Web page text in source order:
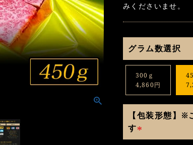
みくださいませ。
グラム数選択
300ｇ
4,860円
【包装形態】
す